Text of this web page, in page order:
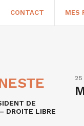
CONTACT MES
25
DE
DROITE LIBRE